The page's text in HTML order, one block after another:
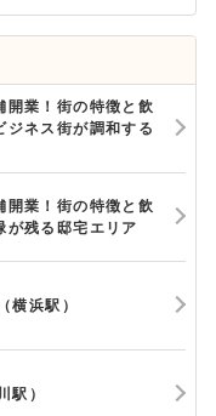
開業！街の特徴と飲
ジネス街が調和する
開業！街の特徴と飲
が残る邸宅エリア
浜駅）
駅）